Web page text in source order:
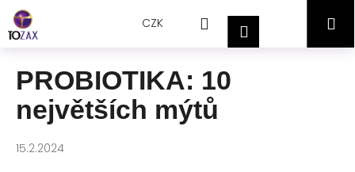
Přejít
obsah
CZK HledatPřihlášeníNákupní
PROBIOTIKA: 10
největších mýtů
15.2.2024
o
C
o
o